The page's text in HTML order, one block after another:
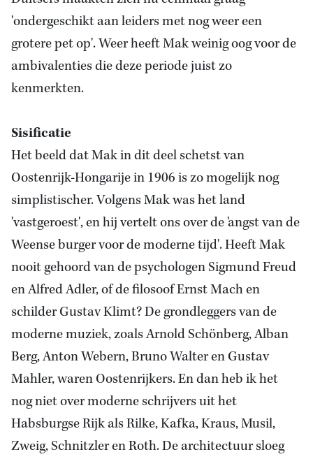
'ondergeschikt aan leiders met nog weer een
grotere pet op'. Weer heeft Mak weinig oog voor de
ambivalenties die deze periode juist zo
kenmerkten.
Sisificatie
Het beeld dat Mak in dit deel schetst van
Oostenrijk-Hongarije in 1906 is zo mogelijk nog
simplistischer. Volgens Mak was het land
'vastgeroest', en hij vertelt ons over de 'angst van de
Weense burger voor de moderne tijd'. Heeft Mak
nooit gehoord van de psychologen Sigmund Freud
en Alfred Adler, of de filosoof Ernst Mach en
schilder Gustav Klimt? De grondleggers van de
moderne muziek, zoals Arnold Schönberg, Alban
Berg, Anton Webern, Bruno Walter en Gustav
Mahler, waren Oostenrijkers. En dan heb ik het
nog niet over moderne schrijvers uit het
Habsburgse Rijk als Rilke, Kafka, Kraus, Musil,
Zweig, Schnitzler en Roth. De architectuur sloeg